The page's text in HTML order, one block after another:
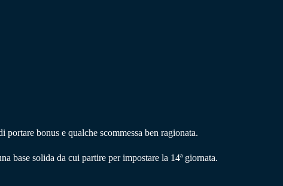
bonus e qualche scommessa ben ragionata.
base solida da cui partire per impostare la 14ª giornata.